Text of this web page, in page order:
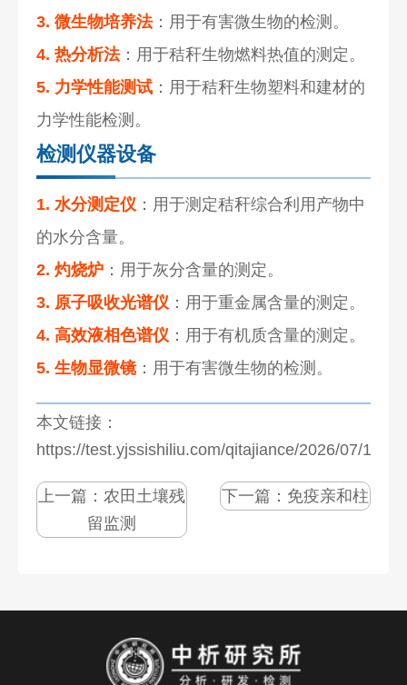
3. 微生物培养法：用于有害微生物的检测。
4. 热分析法：用于秸秆生物燃料热值的测定。
5. 力学性能测试 ：用于秸秆生物塑料和建材的
力学性能检测。
检测仪器设备
1. 水分测定仪 ：用于测定秸秆综合利用产物中
的水分含量。
2. 灼烧炉 ：用于灰分含量的测定。
3. 原子吸收光谱仪 ：用于重金属含量的测定。
4. 高效液相色谱仪 ：用于有机质含量的测定。
5. 生物显微镜：用于有害微生物的检测。
本文链接：
https://test.yjssishiliu.com/qitajiance/2026/07/
上一篇： 农田土壤残
留监测
下一篇： 免疫亲和柱